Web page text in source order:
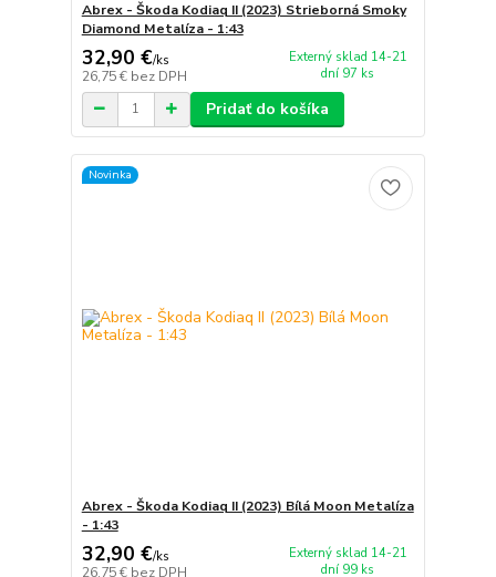
Abrex - Škoda Kodiaq II (2023) Strieborná Smoky
Diamond Metalíza - 1:43
32,90 €/ks
26,75 € bez DPH
Externý sklad 14-21
dní 97 ks
Pridať do košíka
Novinka
Abrex - Škoda Kodiaq II (2023) Bílá Moon Metalíza
- 1:43
32,90 €/ks
26,75 € bez DPH
Externý sklad 14-21
dní 99 ks